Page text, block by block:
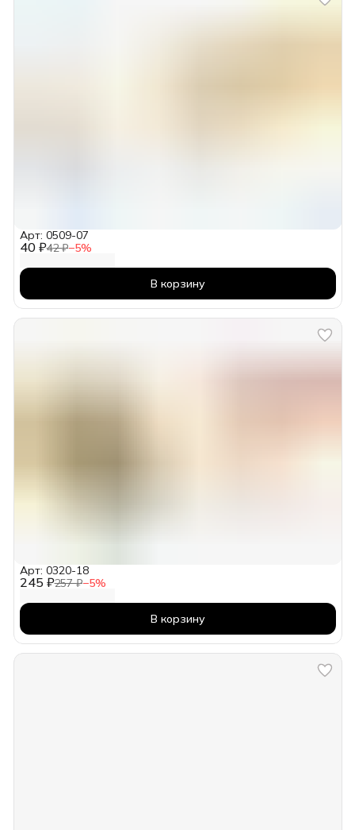
40 ₽42 ₽−5%
Арт: 0509-07
В корзину
245 ₽257 ₽−5%
Арт: 0320-18
В корзину